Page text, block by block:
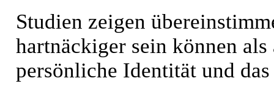
Studien zeigen
hartnäckiger sein können
persönliche Identität und